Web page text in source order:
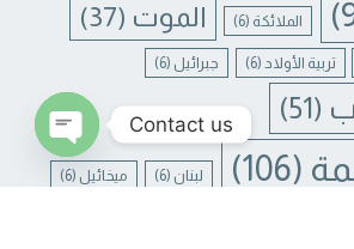
الملائكة (6) الموت (37)
تربية الأولاد (6) جبرائيل (6)
(51)
(106) لبنان (6) ميخائيل (6)
Contact us
CHATY